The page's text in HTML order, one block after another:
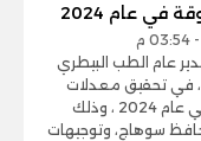
في عام 2024
عام الطب البيطري
في تحقيق معدلات
أداء قياسية وغير مسبوقة في عام 2024 ، وذلك
سوهاج، وتوجيهات